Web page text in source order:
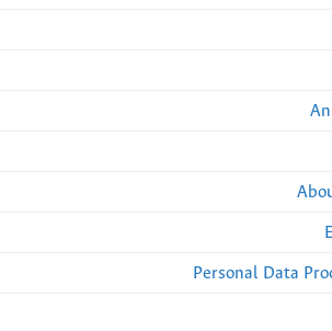
Personal Data